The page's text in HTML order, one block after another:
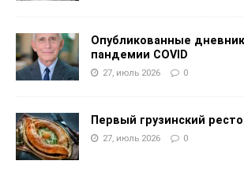
Опубликованные
пандемии COVID
27, июль 2026 0
Первый грузинский
27, июль 2026 0